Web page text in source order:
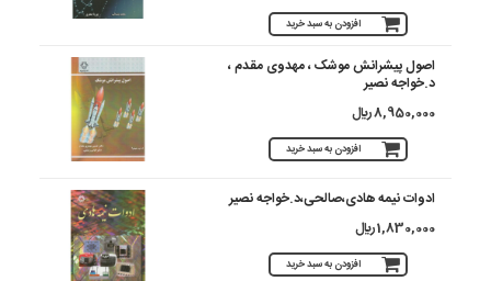
افزودن به سبد خرید
اصول پیشرانش موشک ، مهدوی مقدم ،
د.خواجه نصیر
8,950,000 ريال
افزودن به سبد خرید
ادوات نیمه هادی،صالحی،د.خواجه نصیر
1,830,000 ريال
افزودن به سبد خرید